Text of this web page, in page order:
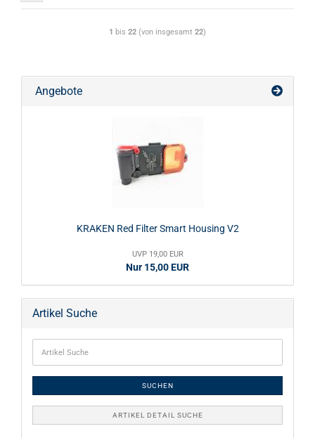
1 bis 22 (von insgesamt 22)
Angebote
KRAKEN Red Filter Smart Housing V2
UVP 19,00 EUR
Nur 15,00 EUR
Artikel Suche
SUCHEN
ARTIKEL DETAIL SUCHE